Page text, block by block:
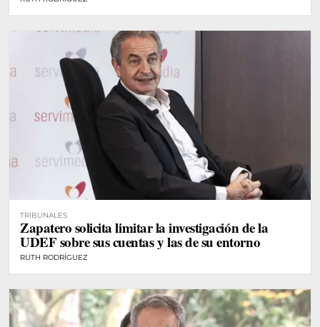
TRIBUNALES
Zapatero solicita limitar la investigación de la
UDEF sobre sus cuentas y las de su entorno
RUTH RODRÍGUEZ